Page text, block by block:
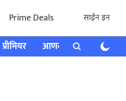
Prime Deals साईन इन
प्रीमियर आणखी राशी भविष्य